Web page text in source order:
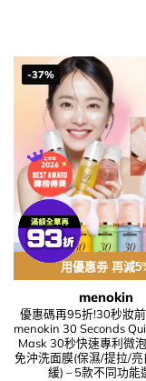
-37%
用優惠劵 再減
menokin
優惠碼再95折!30秒妝
menokin 30 Seconds
Mask 30秒快速專利微
免沖洗面膜(保濕/提拉/
緩) – 5款不同功能